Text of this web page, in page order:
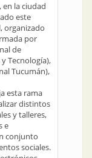
en la ciudad
este
organizado
por
de
Tecnología),
Tucumán),
esta rama
distintos
y talleres,
e
conjunto
sociales.